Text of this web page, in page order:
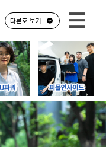
다른호 보기